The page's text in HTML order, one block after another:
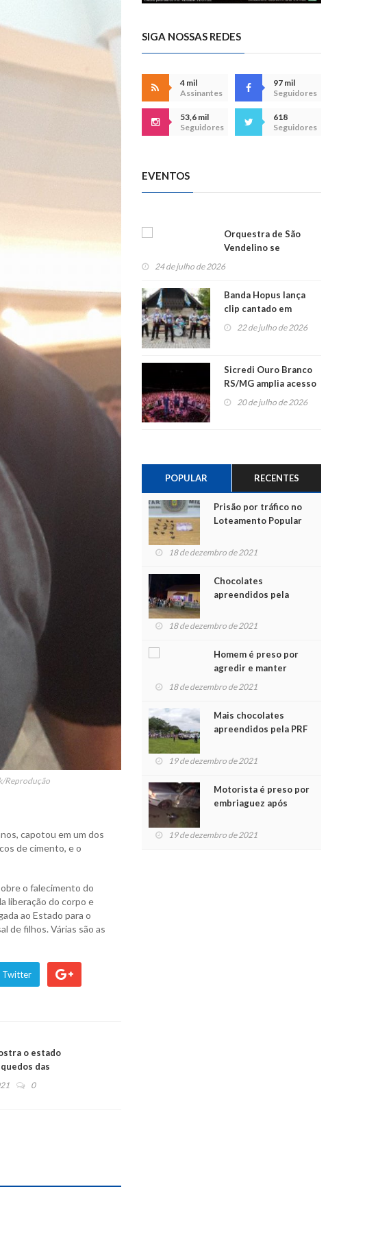
Reprodução
capotou em um dos
de cimento, e o
o falecimento do
liberação do corpo e
ao Estado para o
de filhos. Várias são as
Twitter
o estado
das
0
SIGA NOSSAS REDES
4 mil
Assinantes
97 mil
Seguidores
53,6 mil
Seguidores
618
Seguidores
EVENTOS
Orquestra de São
Vendelino se
apresenta na
24 de julho de 2026
Banda Hopus lança
clip cantado em
alemão e inglês
22 de julho de 2026
Sicredi Ouro Branco
RS/MG amplia acesso
ao show dos 45 anos
para mais associados
20 de julho de 2026
POPULAR RECENTES
Prisão por tráfico no
Loteamento Popular
18 de dezembro de 2021
Chocolates
apreendidos pela
para crianças na
18 de dezembro de 2021
Homem é preso por
agredir e manter
mulher em cárcere
18 de dezembro de 2021
Mais chocolates
apreendidos pela PRF
crianças no Natal
19 de dezembro de 2021
Motorista é preso por
embriaguez após
feridos
19 de dezembro de 2021